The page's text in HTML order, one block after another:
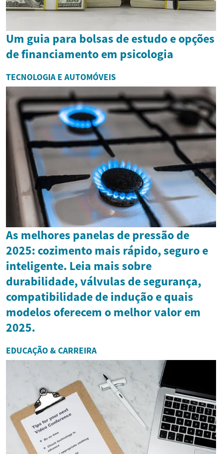
Um guia para bolsas de estudo e opções
de financiamento em psicologia
TECNOLOGIA E AUTOMÓVEIS
As melhores panelas de pressão de
2025: cozimento mais rápido, seguro e
inteligente. Leia mais sobre
durabilidade, válvulas de segurança,
compatibilidade de indução e quais
modelos oferecem o melhor valor em
2025.
EDUCAÇÃO & CARREIRA